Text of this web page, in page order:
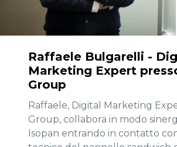
Raffaele Bulgarelli -
Marketing Expert
Group
Raffaele, Digital Marketing
Group, collabora in modo
Isopan entrando in contatto